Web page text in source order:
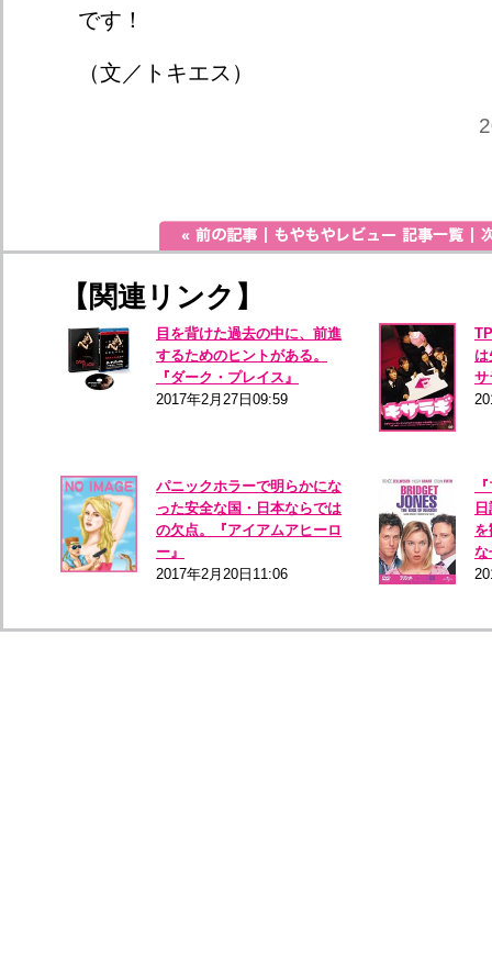
です！
（文／トキエス）
【関連リンク】
目を背けた過去の中に、前進
するためのヒントがある。
『ダーク・プレイス』
2017年2月27日09:59
サ
パニックホラーで明らかにな
った安全な国・日本ならでは
の欠点。『アイアムアヒーロ
ー』
2017年2月20日11:06
な